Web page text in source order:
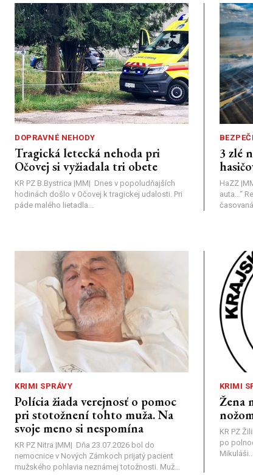
DOPRAVNÉ NEHODY
Tragická letecká nehoda pri
Očovej si vyžiadala tri obete
KR PZ B.Bystrica |MM| Dnes v popoludňajších
hodinách došlo v Očovej k tragickej udalosti. Pri
páde malého lietadla...
3 zlé
HaZZ
auta...“
KRIMI SPRÁVY
Polícia žiada verejnosť o pomoc
pri stotožnení tohto muža. Na
svoje meno si nespomína
KR PZ Nitra |MM| Dňa 23.07.2026 bol do
nemocnice v Nových Zámkoch prijatý pacient
mužského pohlavia neznámej totožnosti. Muž...
KRIMI
Žena
KR PZ
po
Mikuláši...